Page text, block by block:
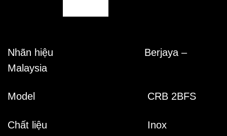
Nhãn hiệu Berjaya –
Malaysia
Model CRB 2BFS
Chất liệu Inox